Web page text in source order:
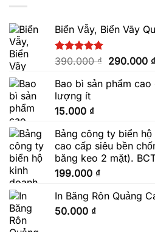
Biển Vẫy, Biển Vãy
Được xếp
5 sao
390.000₫ Giá
là:
290.000 ₫
Bao bì sản phẩm cao
lượng ít
15.000 ₫
Bảng công ty biển
cao cấp siêu bền
băng keo 2 mặt).
199.000 ₫
In Băng Rôn Quảng
50.000 ₫